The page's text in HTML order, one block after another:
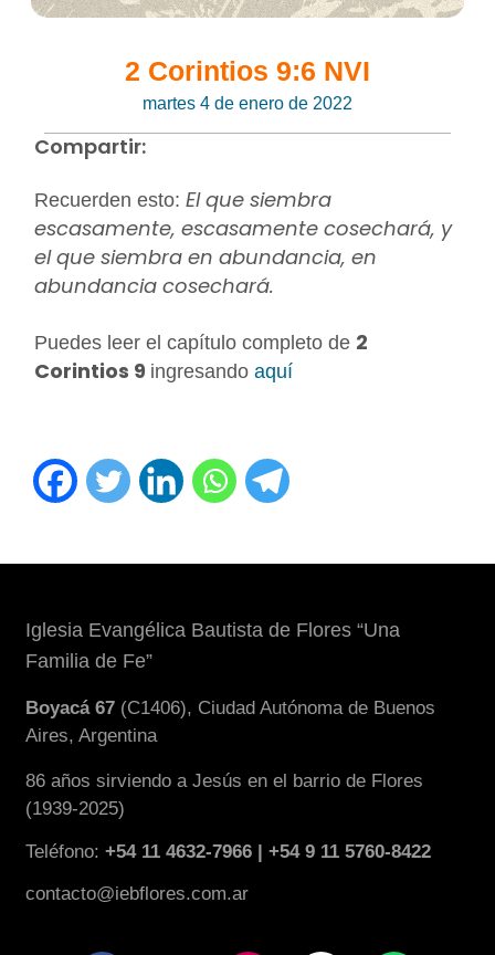
2 Corintios 9:6 NVI
martes 4 de enero de 2022
Compartir:
Recuerden esto:El que siembra
escasamente, escasamente cosechará, y
el que siembra en abundancia, en
abundancia cosechará.
Puedes leer el capítulo completo de 2
Corintios 9 ingresandoaquí
Iglesia Evangélica Bautista de Flores “Una
Familia de Fe”
Boyacá 67 (C1406), Ciudad Autónoma de Buenos
Aires, Argentina
86 años sirviendo a Jesús en el barrio de Flores
(1939-2025)
Teléfono:+54 11 4632-7966 | +54 9 11 5760-8422
contacto@iebflores.com.ar